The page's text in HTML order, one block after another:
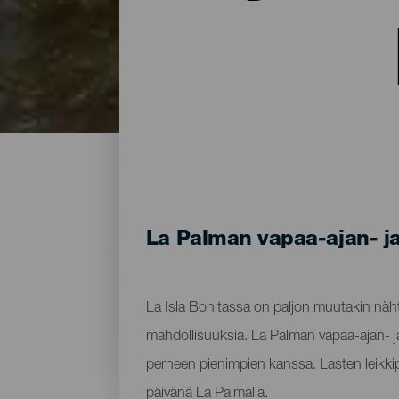
La Palman vapaa-ajan-
La Isla Bonitassa on paljon muutakin
mahdollisuuksia. La Palman vapaa-
perheen pienimpien kanssa. Lasten
päivänä La Palmalla.